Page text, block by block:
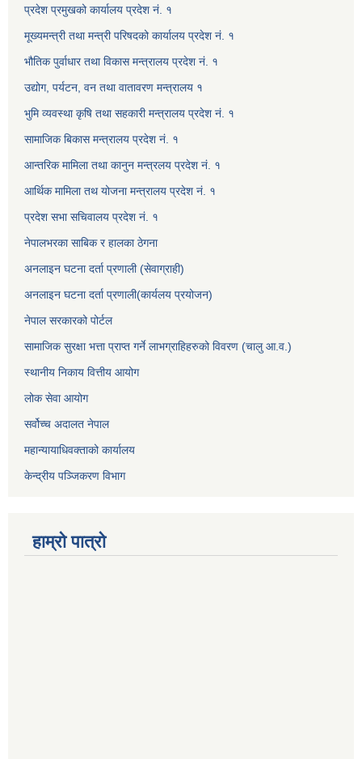
प्रदेश प्रमुखको कार्यालय प्रदेश नं. १
मूख्यमन्त्री तथा मन्त्री परिषदको कार्यालय प्रदेश नं. १
भौतिक पुर्वाधार तथा विकास मन्त्रालय प्रदेश नं. १
उद्योग, पर्यटन, वन तथा वातावरण मन्त्रालय १
भुमि व्यवस्था कृषि तथा सहकारी मन्त्रालय प्रदेश नं. १
सामाजिक बिकास मन्त्रालय प्रदेश नं. १
आन्तरिक मामिला तथा कानुन मन्त्रलय प्रदेश नं. १
आर्थिक मामिला तथ योजना मन्त्रालय प्रदेश नं. १
प्रदेश सभा सचिवालय प्रदेश नं. १
नेपालभरका साबिक र हालका ठेगना
अनलाइन घटना दर्ता प्रणाली (सेवाग्राही)
अनलाइन घटना दर्ता प्रणाली(कार्यलय प्रयोजन)
नेपाल सरकारको पोर्टल
सामाजिक सुरक्षा भत्ता प्राप्त गर्ने लाभग्राहिहरुको विवरण (चालु आ.व.)
स्थानीय निकाय वित्तीय आयोग
लोक सेवा आयोग
सर्वोच्च अदालत नेपाल
महान्यायाधिवक्ताको कार्यालय
केन्द्रीय पञ्जिकरण विभाग
हाम्रो पात्रो